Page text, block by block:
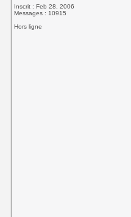
Inscrit : Feb 28, 2006
Messages : 10915
Hors ligne